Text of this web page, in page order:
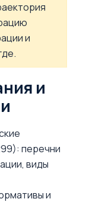
и
и
перечни
виды
и